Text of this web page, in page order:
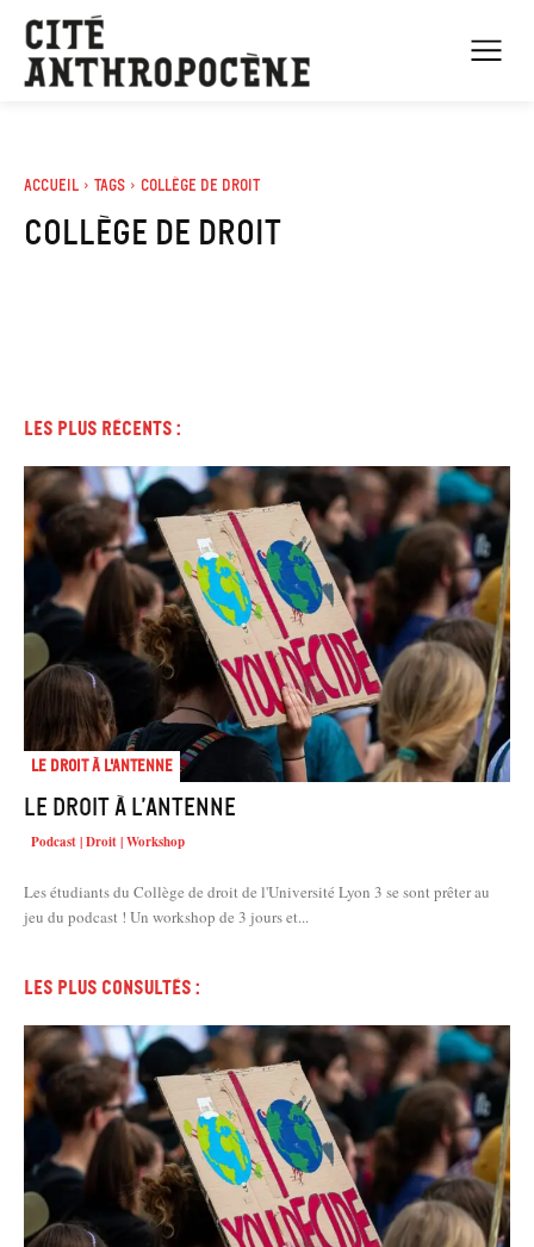
Accueil Tags Collège de droit
collège de droit
Les plus récents :
Le droit à l'antenne
Le droit à l’antenne
Podcast | Droit | Workshop
Les étudiants du Collège de droit de l'Université Lyon 3 se sont prêter au
jeu du podcast ! Un workshop de 3 jours et...
Les plus consultés :